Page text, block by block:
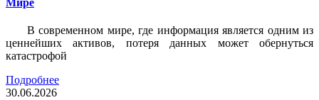
В современном мире, где информация является одним из
ценнейших активов, потеря данных может обернуться
катастрофой
Подробнее
30.06.2026